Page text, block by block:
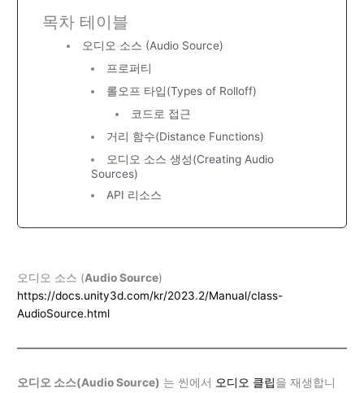
목차 테이블
오디오 소스 (Audio Source)
프로퍼티
롤오프 타입(Types of Rolloff)
코드로 접근
거리 함수(Distance Functions)
오디오 소스 생성(Creating Audio
Sources)
API 리소스
오디오 소스 (Audio Source)
https://docs.unity3d.com/kr/2023.2/Manual/class-
AudioSource.html
오디오 소스(Audio Source) 는 씬에서 오디오 클립을 재생합니